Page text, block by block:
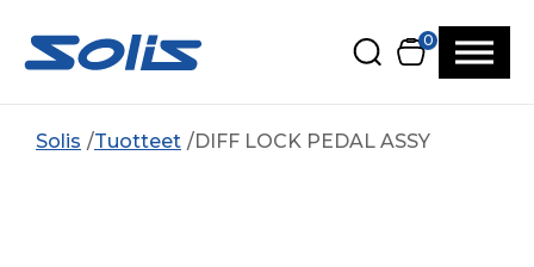
0
Solis Tuotteet DIFF LOCK PEDAL ASSY